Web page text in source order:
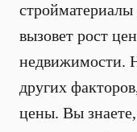
стройматериалы
вызовет рост
недвижимости.
других
цены. Вы